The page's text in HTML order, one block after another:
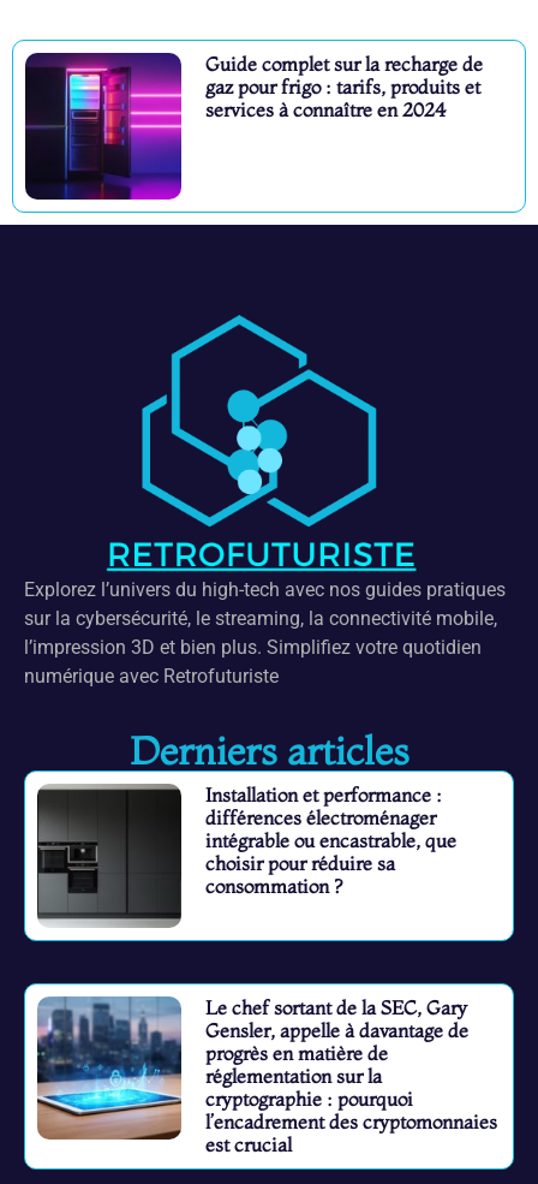
Guide complet sur la recharge de
gaz pour frigo : tarifs, produits et
services à connaître en 2024
Explorez l’univers du high-tech avec nos guides pratiques
sur la cybersécurité, le streaming, la connectivité mobile,
l’impression 3D et bien plus. Simplifiez votre quotidien
numérique avec Retrofuturiste
Derniers articles
Installation et performance :
différences électroménager
intégrable ou encastrable, que
choisir pour réduire sa
consommation ?
Le chef sortant de la SEC, Gary
Gensler, appelle à davantage de
progrès en matière de
réglementation sur la
cryptographie : pourquoi
l’encadrement des cryptomonnaies
est crucial